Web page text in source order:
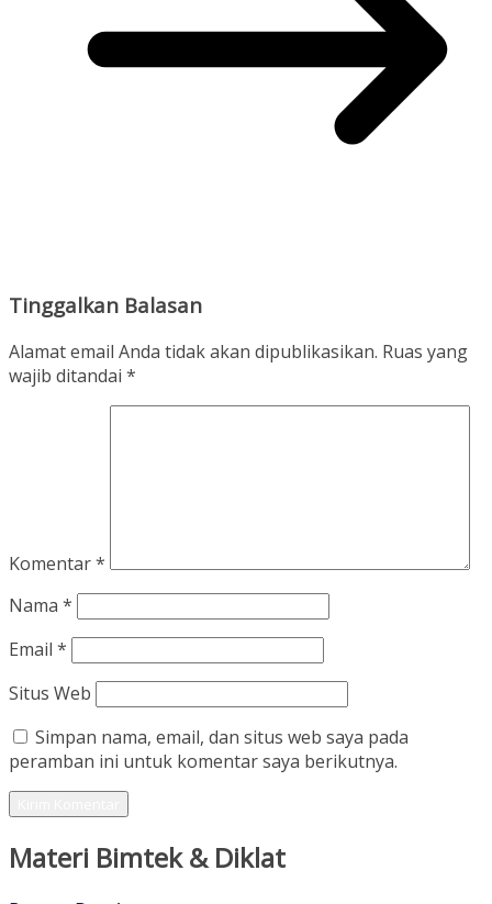
Tinggalkan Balasan
Alamat email Anda tidak akan dipublikasikan. Ruas yang
wajib ditandai *
Komentar*
Nama *
Email *
Situs Web
Simpan nama, email, dan situs web saya pada
peramban ini untuk komentar saya berikutnya.
Materi Bimtek & Diklat